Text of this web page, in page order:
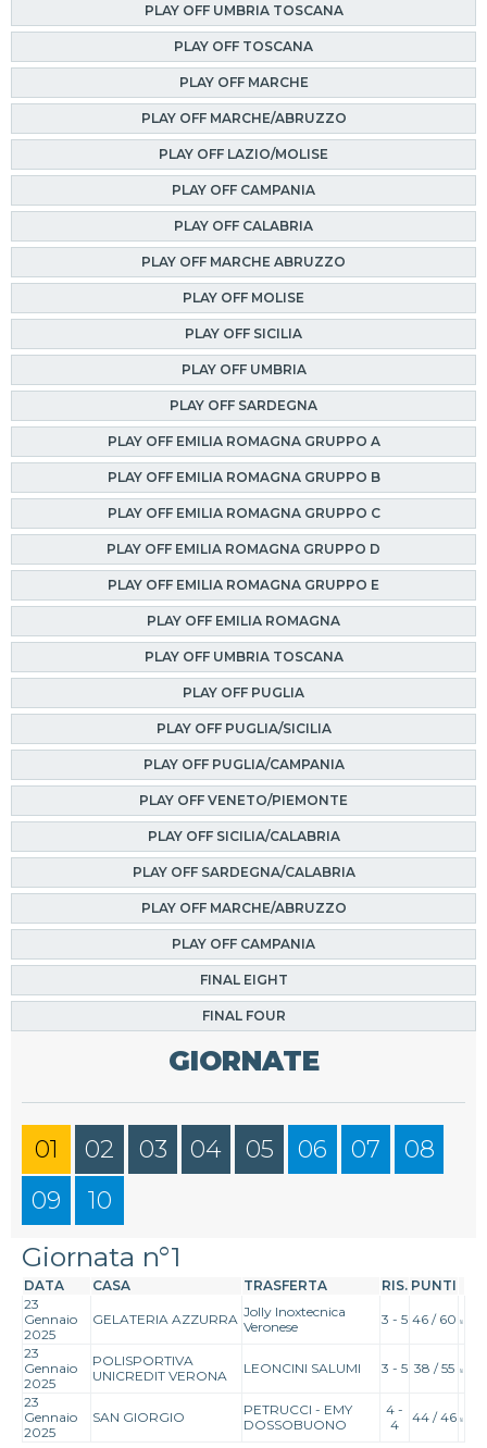
PLAY OFF UMBRIA TOSCANA
PLAY OFF TOSCANA
PLAY OFF MARCHE
PLAY OFF MARCHE/ABRUZZO
PLAY OFF LAZIO/MOLISE
PLAY OFF CAMPANIA
PLAY OFF CALABRIA
PLAY OFF MARCHE ABRUZZO
PLAY OFF MOLISE
PLAY OFF SICILIA
PLAY OFF UMBRIA
PLAY OFF SARDEGNA
PLAY OFF EMILIA ROMAGNA GRUPPO A
PLAY OFF EMILIA ROMAGNA GRUPPO B
PLAY OFF EMILIA ROMAGNA GRUPPO C
PLAY OFF EMILIA ROMAGNA GRUPPO D
PLAY OFF EMILIA ROMAGNA GRUPPO E
PLAY OFF EMILIA ROMAGNA
PLAY OFF UMBRIA TOSCANA
PLAY OFF PUGLIA
PLAY OFF PUGLIA/SICILIA
PLAY OFF PUGLIA/CAMPANIA
PLAY OFF VENETO/PIEMONTE
PLAY OFF SICILIA/CALABRIA
PLAY OFF SARDEGNA/CALABRIA
PLAY OFF MARCHE/ABRUZZO
PLAY OFF CAMPANIA
FINAL EIGHT
FINAL FOUR
GIORNATE
01 02 03 04 05 06 07
08
09
10
Giornata n°1
DATA CASA TRASFERTA RIS. PUNTI
23
Gennaio
2025
GELATERIA AZZURRA Jolly Inoxtecnica
Veronese
3 - 5 46 / 60
23
Gennaio
2025
POLISPORTIVA
UNICREDIT VERONA
LEONCINI SALUMI 3 - 5 38 / 55
23
Gennaio
2025
SAN GIORGIO
PETRUCCI - EMY
DOSSOBUONO
4 -
4
44 / 46